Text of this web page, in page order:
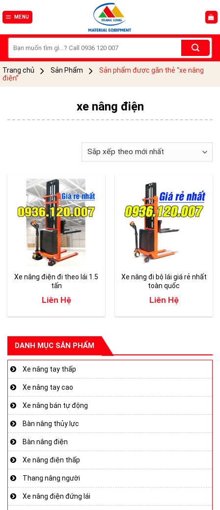
to
MENU
kiếm:
Trang chủ Sản Phẩm
Sản phẩm được gắn thẻ “xe nâng
điện”
DANH MỤC SẢN PHẨM
Xe nâng tay thấp
Xe nâng tay cao
Xe nâng bán tự động
Bàn nâng thủy lực
Bàn nâng điện
Xe nâng điện thấp
Thang nâng người
Xe nâng điện đứng lái
xe nâng điện
Xe nâng điện đi theo lái 1.5
tấn
Liên Hệ
Xe nâng đi bộ lái giá rẻ nhất
toàn quốc
Liên Hệ